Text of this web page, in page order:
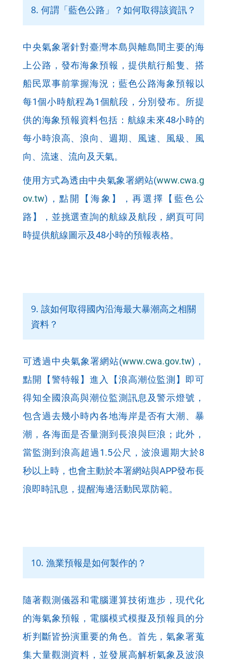
8. 何謂「藍色公路」？如何取得該資訊？
中央氣象署針對臺灣本島與離島間主要的海
上公路，發布海象預報，提供航行船隻、搭
船民眾事前掌握海況；藍色公路海象預報以
每1個小時航程為1個航段，分別發布。所提
供的海象預報資料包括：航線未來48小時的
每小時浪高、浪向、週期、風速、風級、風
向、流速、流向及天氣。
使用方式為透由中央氣象署網站(www.cwa.g
ov.tw)，點開【海象】，再選擇【藍色公
路】，並挑選查詢的航線及航段，網頁可同
時提供航線圖示及48小時的預報表格。
9. 該如何取得國內沿海最大暴潮高之相關
資料？
可透過中央氣象署網站(www.cwa.gov.tw)，
點開【警特報】進入【浪高潮位監測】即可
得知全國浪高與潮位監測訊息及警示燈號，
包含過去幾小時內各地海岸是否有大潮、暴
潮，各海面是否量測到長浪與巨浪；此外，
當監測到浪高超過1.5公尺，波浪週期大於8
秒以上時，也會主動於本署網站與APP發布長
浪即時訊息，提醒海邊活動民眾防範。
10. 漁業預報是如何製作的？
隨著觀測儀器和電腦運算技術進步，現代化
的海氣象預報，電腦模式模擬及預報員的分
析判斷皆扮演重要的角色。首先，氣象署蒐
集大量觀測資料，並發展高解析氣象及波浪